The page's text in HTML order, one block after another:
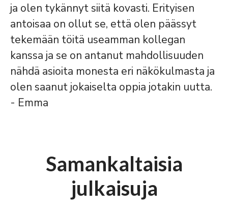
ja olen tykännyt siitä kovasti. Erityisen
antoisaa on ollut se, että olen päässyt
tekemään töitä useamman kollegan
kanssa ja se on antanut mahdollisuuden
nähdä asioita monesta eri näkökulmasta ja
olen saanut jokaiselta oppia jotakin uutta.
- Emma
Samankaltaisia
julkaisuja
Oletkohan kokenut työn imua?
Kurkistus kulisseihin -
työntekijälähettiläät
Talenomilla
Tutkitusti hyvä työpaikka